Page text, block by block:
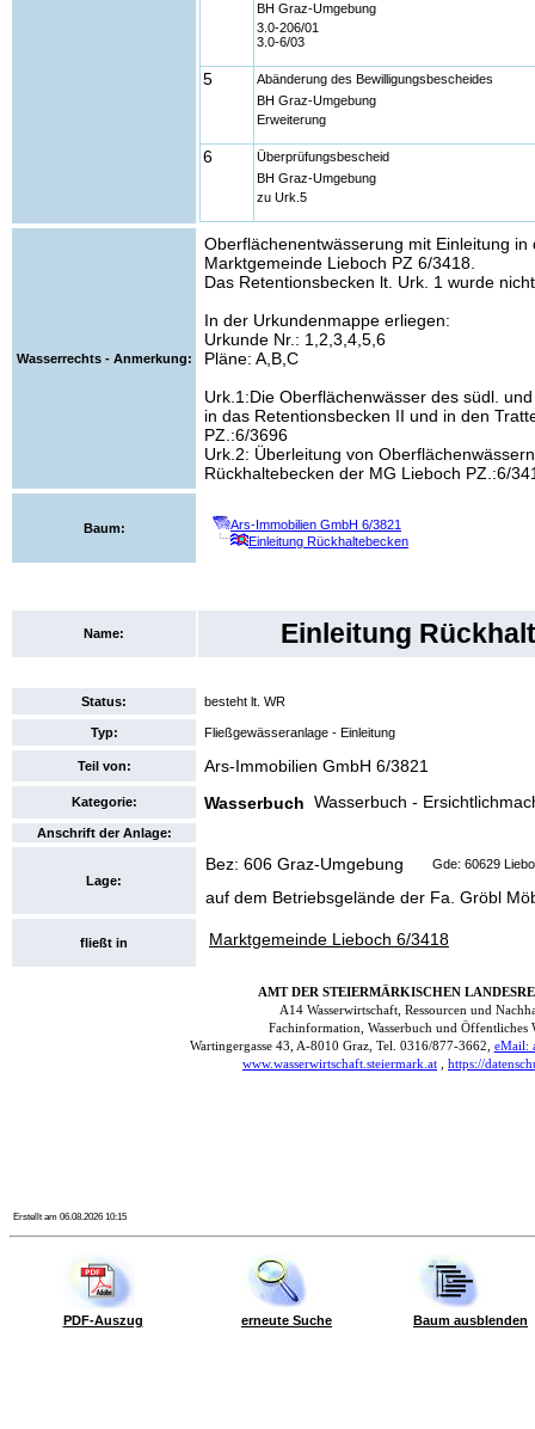
BH Graz-Umgebung
3.0-206/01
3.0-6/03
5
Abänderung des Bewilligungsbescheides
BH Graz-Umgebung
Erweiterung
6
Überprüfungsbescheid
BH Graz-Umgebung
zu Urk.5
Wasserrechts - Anmerkung:
Oberflächenentwässerung mit Einleitung
Marktgemeinde Lieboch PZ 6/3418.
Das Retentionsbecken lt. Urk. 1 wurde
In der Urkundenmappe erliegen:
Urkunde Nr.: 1,2,3,4,5,6
Pläne: A,B,C
Urk.1:Die Oberflächenwässer des südl.
in das Retentionsbecken II und in den
PZ.:6/3696
Urk.2: Überleitung von
Rückhaltebecken der MG Lieboch PZ.:6/
Baum:
Ars-Immobilien GmbH 6/3821
Einleitung Rückhaltebecken
Name: Einleitung
Status: besteht lt. WR
Typ: Fließgewässeranlage - Einleitung
Teil von: Ars-Immobilien GmbH 6/3821
Kategorie: Wasserbuch Wasserbuch -
Anschrift der Anlage:
Lage:
Bez: 606 Graz-Umgebung Gde: 60629
auf dem Betriebsgelände der Fa. Gröbl
fließt in Marktgemeinde Lieboch 6/3418
Erstellt am 06.08.2026 10:15
PDF-Auszug erneute Suche Baum ausblenden